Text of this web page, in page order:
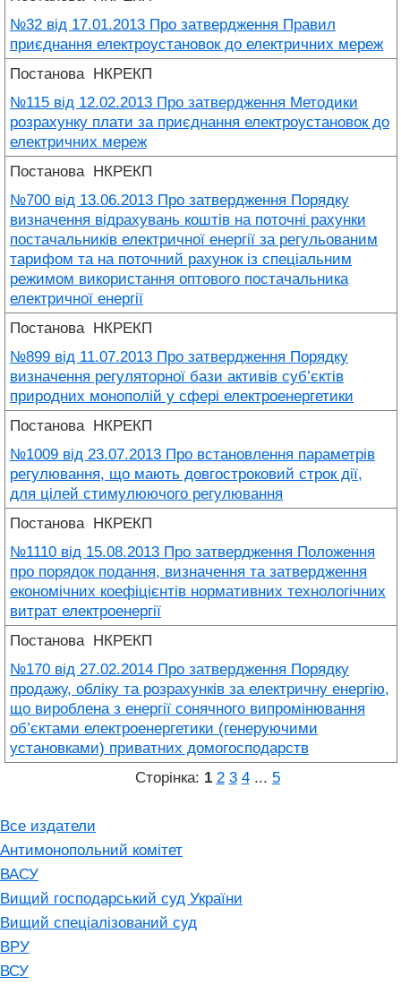
№32 від 17.01.2013 Про затвердження Правил
приєднання електроустановок до електричних мереж
Постанова НКРЕКП
№115 від 12.02.2013 Про затвердження Методики
розрахунку плати за приєднання електроустановок до
електричних мереж
Постанова НКРЕКП
№700 від 13.06.2013 Про затвердження Порядку
визначення відрахувань коштів на поточні рахунки
постачальників електричної енергії за регульованим
тарифом та на поточний рахунок із спеціальним
режимом використання оптового постачальника
електричної енергії
Постанова НКРЕКП
№899 від 11.07.2013 Про затвердження Порядку
визначення регуляторної бази активів суб’єктів
природних монополій у сфері електроенергетики
Постанова НКРЕКП
№1009 від 23.07.2013 Про встановлення параметрів
регулювання, що мають довгостроковий строк дії,
для цілей стимулюючого регулювання
Постанова НКРЕКП
№1110 від 15.08.2013 Про затвердження Положення
про порядок подання, визначення та затвердження
економічних коефіцієнтів нормативних технологічних
витрат електроенергії
Постанова НКРЕКП
№170 від 27.02.2014 Про затвердження Порядку
продажу, обліку та розрахунків за електричну енергію,
що вироблена з енергії сонячного випромінювання
об’єктами електроенергетики (генеруючими
установками) приватних домогосподарств
Сторінка: 1 2 3 4... 5
Все издатели
Антимонопольний комітет
ВАСУ
Вищий господарський суд України
Вищий спеціалізований суд
ВРУ
ВСУ